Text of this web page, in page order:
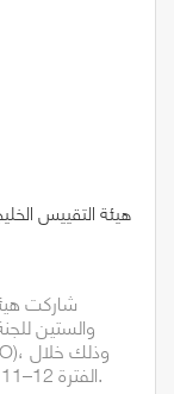
شاركت
والستين
الفترة 12–11 فبراير 2026م بمدينة الرباط بالمملكة المغربية.